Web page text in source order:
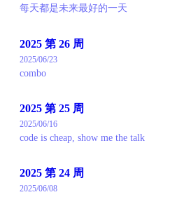
每天都是未来最好的一天
2025 第 26 周
2025/06/23
combo
2025 第 25 周
2025/06/16
code is cheap, show me the talk
2025 第 24 周
2025/06/08